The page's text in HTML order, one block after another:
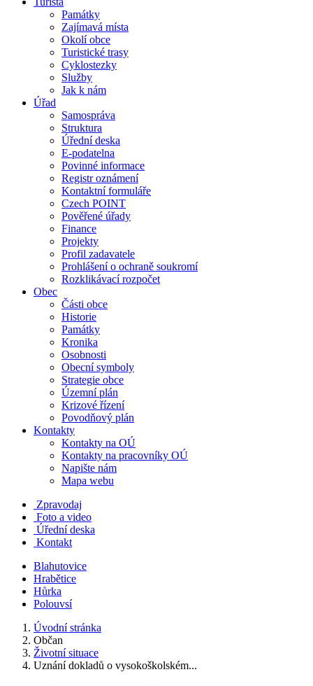
Památky
Zajímavá místa
Okolí obce
Turistické trasy
Cyklostezky
Služby
Jak k nám
Úřad
Samospráva
Struktura
Úřední deska
E-podatelna
Povinné informace
Registr oznámení
Kontaktní formuláře
Czech POINT
Pověřené úřady
Finance
Projekty
Profil zadavatele
Prohlášení o ochraně soukromí
Rozklikávací rozpočet
Obec
Části obce
Historie
Památky
Kronika
Osobnosti
Obecní symboly
Strategie obce
Územní plán
Krizové řízení
Povodňový plán
Kontakty
Kontakty na OÚ
Kontakty na pracovníky OÚ
Napište nám
Mapa webu
Zpravodaj
Foto a video
Úřední deska
Kontakt
Blahutovice
Hrabětice
Hůrka
Polouvsí
Úvodní stránka
Občan
Životní situace
Uznání dokladů o vysokoškolském...